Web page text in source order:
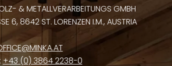
& METALLVERARBEITUNGS GMBH
6, 8642 ST. LORENZEN I.M., AUSTRIA
+43 (0) 3864 2238-0